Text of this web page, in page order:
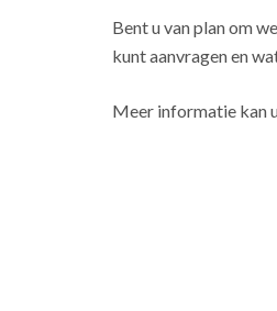
Bent u van plan om
kunt aanvragen en
Meer informatie kan